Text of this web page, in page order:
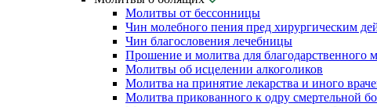
Молитвы от бессонницы
Чин молебного пения пред хирургическим
Чин благословения лечебницы
Прошение и молитва для благодарственного
Молитвы об исцелении алкоголиков
Молитва на принятие лекарства и иного
Молитва прикованного к одру смертельной